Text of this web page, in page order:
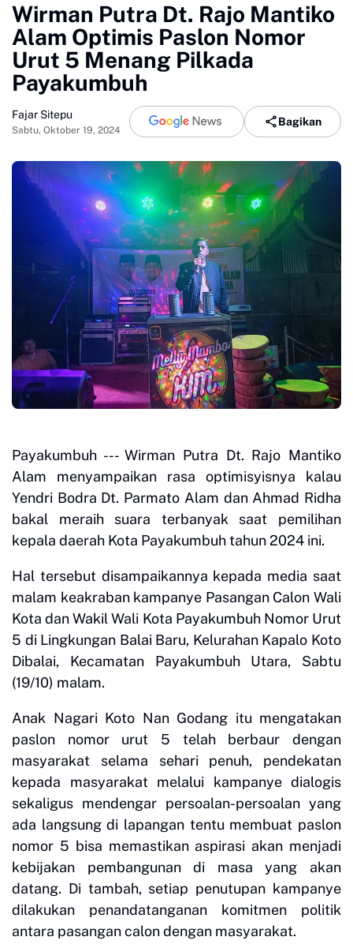
Wirman Putra Dt. Rajo Mantiko
Alam Optimis Paslon Nomor
Urut 5 Menang Pilkada
Payakumbuh
Fajar Sitepu
Sabtu, Oktober 19, 2024
Bagikan
Payakumbuh --- Wirman Putra Dt. Rajo Mantiko
Alam menyampaikan rasa optimisyisnya kalau
Yendri Bodra Dt. Parmato Alam dan Ahmad Ridha
bakal meraih suara terbanyak saat pemilihan
kepala daerah Kota Payakumbuh tahun 2024 ini.
Hal tersebut disampaikannya kepada media saat
malam keakraban kampanye Pasangan Calon Wali
Kota dan Wakil Wali Kota Payakumbuh Nomor Urut
5 di Lingkungan Balai Baru, Kelurahan Kapalo Koto
Dibalai, Kecamatan Payakumbuh Utara, Sabtu
(19/10) malam.
Anak Nagari Koto Nan Godang itu mengatakan
paslon nomor urut 5 telah berbaur dengan
masyarakat selama sehari penuh, pendekatan
kepada masyarakat melalui kampanye dialogis
sekaligus mendengar persoalan-persoalan yang
ada langsung di lapangan tentu membuat paslon
nomor 5 bisa memastikan aspirasi akan menjadi
kebijakan pembangunan di masa yang akan
datang. Di tambah, setiap penutupan kampanye
dilakukan penandatanganan komitmen politik
antara pasangan calon dengan masyarakat.